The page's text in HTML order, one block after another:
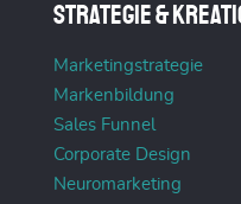
Strategie &
Marketingstrategie
Markenbildung
Sales Funnel
Corporate Design
Neuromarketing